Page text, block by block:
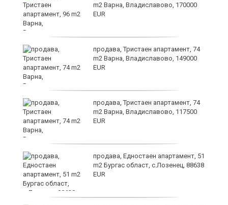
m2 Варна, Владиславово, 170000
EUR
продава, Тристаен апартамент, 74
m2 Варна, Владиславово, 149000
EUR
продава, Тристаен апартамент, 74
m2 Варна, Владиславово, 117500
EUR
продава, Едностаен апартамент, 51
m2 Бургас област, с.Лозенец, 88638
EUR